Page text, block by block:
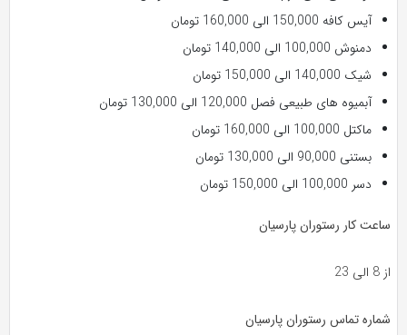
آیس کافه 150,000 الی 160,000 تومان
دمنوش 100,000 الی 140,000 تومان
شیک 140,000 الی 150,000 تومان
آبمیوه های طبیعی فصل 120,000 الی 130,000 تومان
ماکتل 100,000 الی 160,000 تومان
بستنی 90,000 الی 130,000 تومان
دسر 100,000 الی 150,000 تومان
ساعت کار رستوران پارسیان
از 8 الی 23
شماره تماس رستوران پارسیان